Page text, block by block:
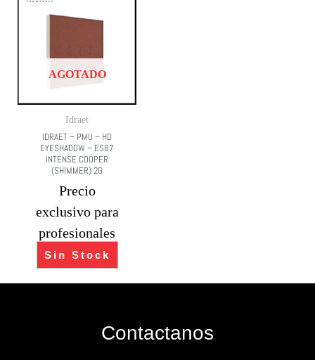
AGOTADO
Idraet
IDRAET – PMU – HD
EYESHADOW – ES87
INTENSE COOPER
(SHIMMER) 2G
Precio
exclusivo para
profesionales
Sin Stock
Contactanos